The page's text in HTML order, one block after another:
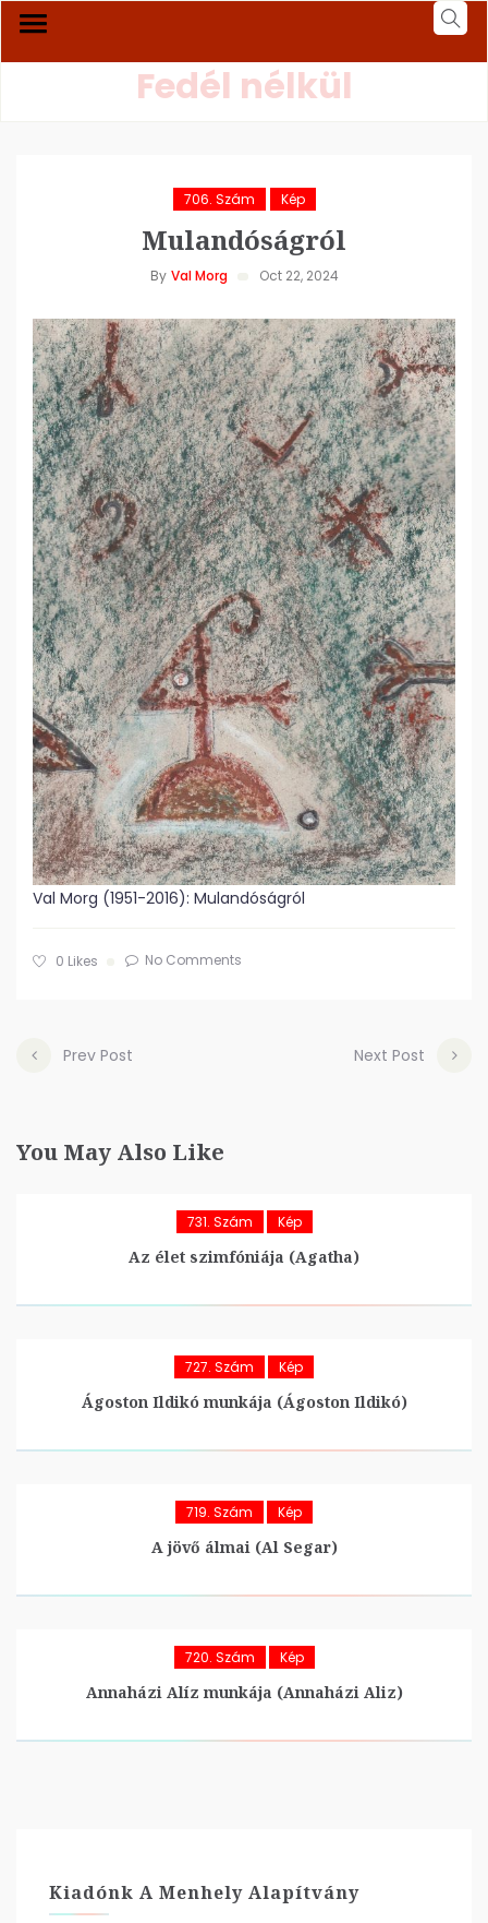
Fedél nélkül
706. Szám Kép
Mulandóságról
By Val Morg Oct 22, 2024
Val Morg (1951-2016): Mulandóságról
0 Likes No Comments
Prev Post Next Post
You May Also Like
731. Szám Kép
Az élet szimfóniája (Agatha)
727. Szám Kép
Ágoston Ildikó munkája (Ágoston Ildikó)
719. Szám Kép
A jövő álmai (Al Segar)
720. Szám Kép
Annaházi Alíz munkája (Annaházi Aliz)
Kiadónk A Menhely Alapítvány